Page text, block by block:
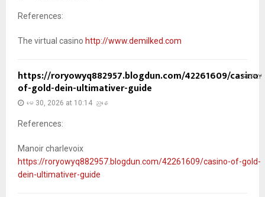
References:
The virtual casino http://www.demilked.com
https://roryowyq882957.blogdun.com/42261609/casino-
of-gold-dein-ultimativer-guide
မေ 30, 2026 at 10:14 ညနေ
References:
Manoir charlevoix
https://roryowyq882957.blogdun.com/42261609/casino-of-gold-
dein-ultimativer-guide
REPLY